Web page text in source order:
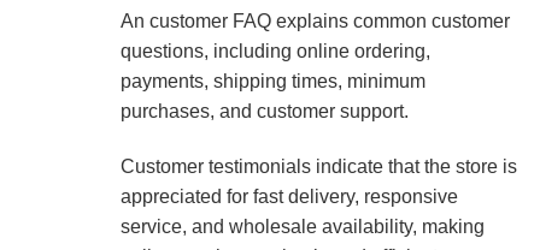
An customer FAQ explains common customer
questions, including online ordering,
payments, shipping times, minimum
purchases, and customer support.
Customer testimonials indicate that the store is
appreciated for fast delivery, responsive
service, and wholesale availability, making